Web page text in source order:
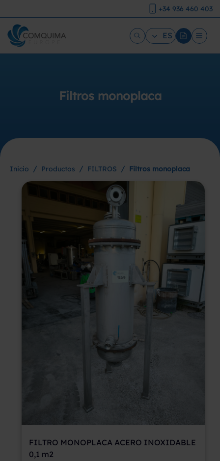
+34 936 460 403
ES
Filtros monoplaca
Inicio / Productos / FILTROS / Filtros monoplaca
FILTRO MONOPLACA ACERO INOXIDABLE
0,1 m2